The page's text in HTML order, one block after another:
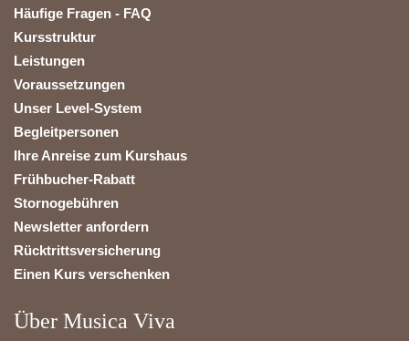
Häufige Fragen - FAQ
Kursstruktur
Leistungen
Voraussetzungen
Unser Level-System
Begleitpersonen
Ihre Anreise zum Kurshaus
Frühbucher-Rabatt
Stornogebühren
Newsletter anfordern
Rücktrittsversicherung
Einen Kurs verschenken
Über Musica Viva